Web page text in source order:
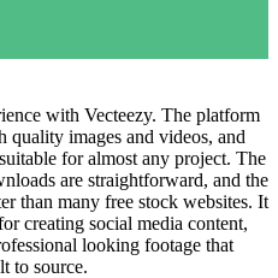
with Vecteezy. The platform
quality images and videos, and
for almost any project. The
are straightforward, and the
than many free stock websites. It
creating social media content,
looking footage that
to source.